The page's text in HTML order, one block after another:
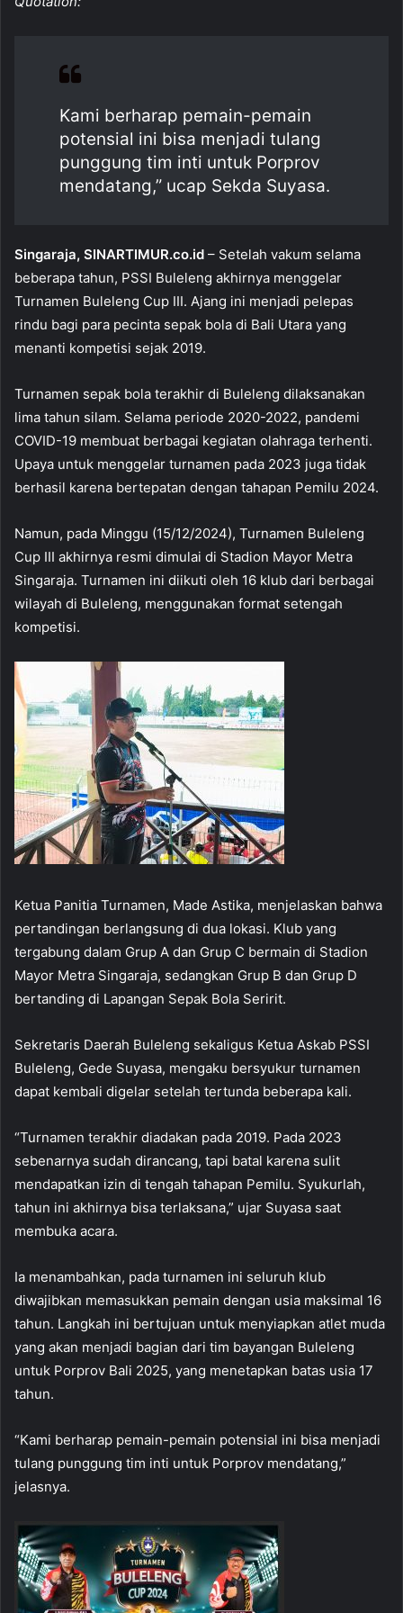
c
b
o
o
k
p
p
Kami berharap pemain-pemain
potensial ini bisa menjadi tulang
punggung tim inti untuk Porprov
mendatang,” ucap Sekda Suyasa.
Singaraja, SINARTIMUR.co.id – Setelah vakum selama
beberapa tahun, PSSI Buleleng akhirnya menggelar
Turnamen Buleleng Cup III. Ajang ini menjadi pelepas
rindu bagi para pecinta sepak bola di Bali Utara yang
menanti kompetisi sejak 2019.
Turnamen sepak bola terakhir di Buleleng dilaksanakan
lima tahun silam. Selama periode 2020-2022, pandemi
COVID-19 membuat berbagai kegiatan olahraga terhenti.
Upaya untuk menggelar turnamen pada 2023 juga tidak
berhasil karena bertepatan dengan tahapan Pemilu 2024.
Namun, pada Minggu (15/12/2024), Turnamen Buleleng
Cup III akhirnya resmi dimulai di Stadion Mayor Metra
Singaraja. Turnamen ini diikuti oleh 16 klub dari berbagai
wilayah di Buleleng, menggunakan format setengah
kompetisi.
Ketua Panitia Turnamen, Made Astika, menjelaskan bahwa
pertandingan berlangsung di dua lokasi. Klub yang
tergabung dalam Grup A dan Grup C bermain di Stadion
Mayor Metra Singaraja, sedangkan Grup B dan Grup D
bertanding di Lapangan Sepak Bola Seririt.
Sekretaris Daerah Buleleng sekaligus Ketua Askab PSSI
Buleleng, Gede Suyasa, mengaku bersyukur turnamen
dapat kembali digelar setelah tertunda beberapa kali.
“Turnamen terakhir diadakan pada 2019. Pada 2023
sebenarnya sudah dirancang, tapi batal karena sulit
mendapatkan izin di tengah tahapan Pemilu. Syukurlah,
tahun ini akhirnya bisa terlaksana,” ujar Suyasa saat
membuka acara.
Ia menambahkan, pada turnamen ini seluruh klub
diwajibkan memasukkan pemain dengan usia maksimal 16
tahun. Langkah ini bertujuan untuk menyiapkan atlet muda
yang akan menjadi bagian dari tim bayangan Buleleng
untuk Porprov Bali 2025, yang menetapkan batas usia 17
tahun.
“Kami berharap pemain-pemain potensial ini bisa menjadi
tulang punggung tim inti untuk Porprov mendatang,”
jelasnya.